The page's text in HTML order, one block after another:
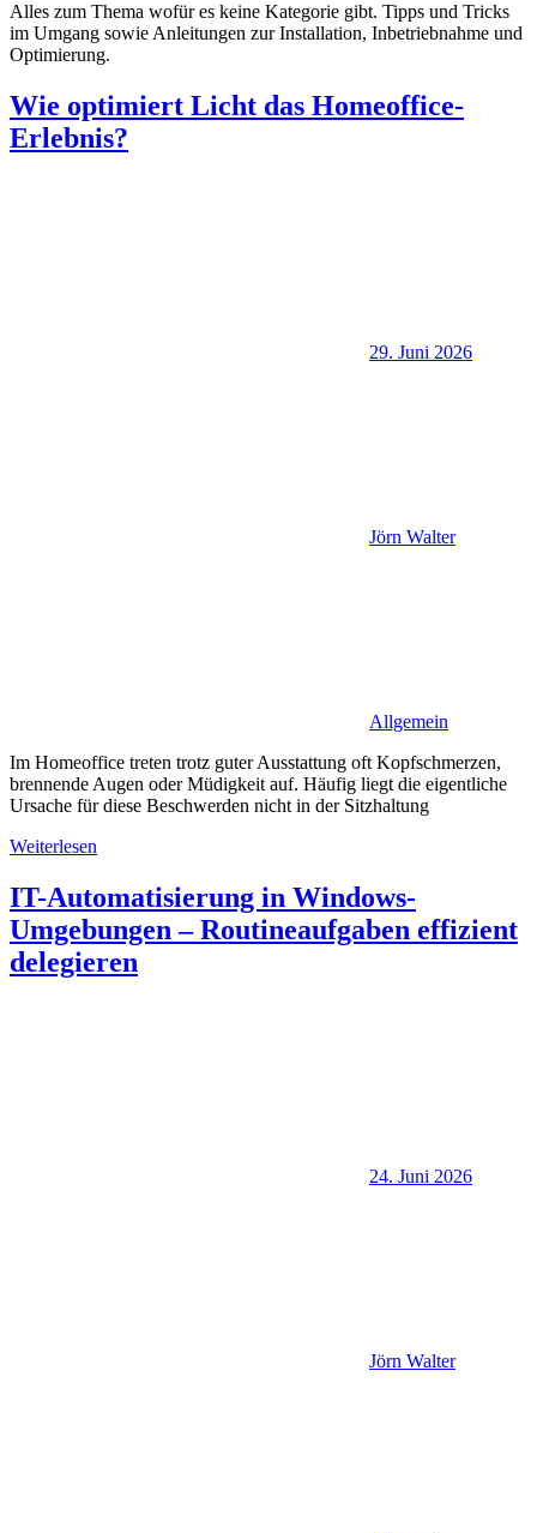
Alles zum Thema wofür es keine Kategorie gibt. Tipps und Tricks
im Umgang sowie Anleitungen zur Installation, Inbetriebnahme und
Optimierung.
Wie optimiert Licht das Homeoffice-
Erlebnis?
29. Juni 2026
Jörn Walter
Allgemein
Im Homeoffice treten trotz guter Ausstattung oft Kopfschmerzen,
brennende Augen oder Müdigkeit auf. Häufig liegt die eigentliche
Ursache für diese Beschwerden nicht in der Sitzhaltung
Weiterlesen
IT-Automatisierung in Windows-
Umgebungen – Routineaufgaben effizient
delegieren
24. Juni 2026
Jörn Walter